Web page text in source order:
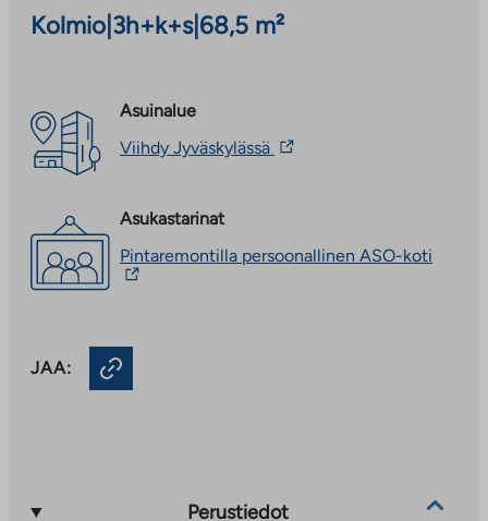
Kolmio 3h+k+s| 68,5 m²
Asuinalue
Viihdy Jyväskylässä Linkki
aukeaa
uuteen
Asukastarinat
Pintaremontilla persoonallinen ASO-koti
JAA:
Perustiedot